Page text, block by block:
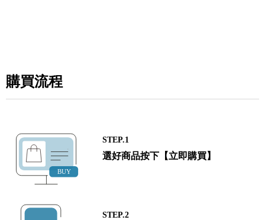
購買流程
STEP.1
選好商品按下【立即購買】
STEP.2